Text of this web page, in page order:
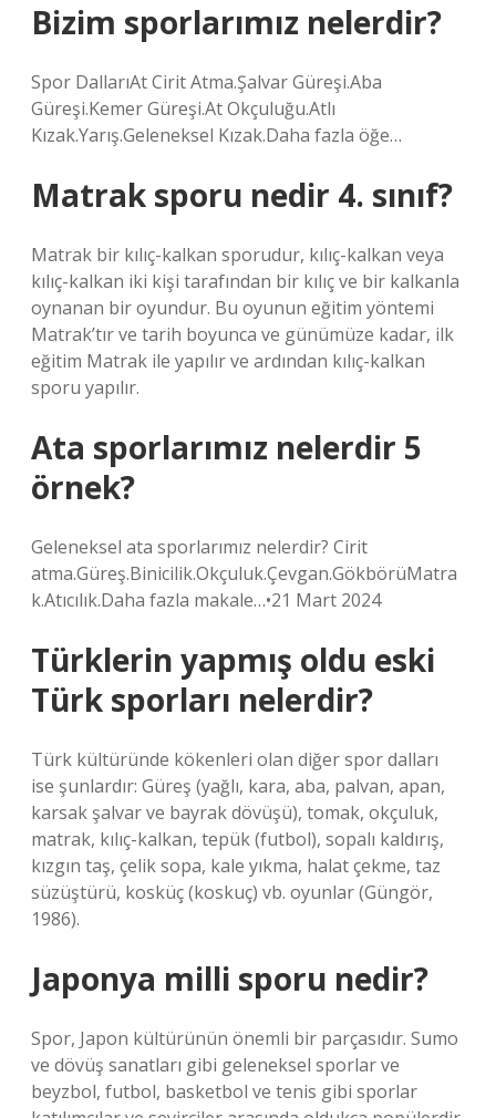
Bizim sporlarımız nelerdir?
Spor DallarıAt Cirit Atma.Şalvar Güreşi.Aba
Güreşi.Kemer Güreşi.At Okçuluğu.Atlı
Kızak.Yarış.Geleneksel Kızak.Daha fazla öğe…
Matrak sporu nedir 4. sınıf?
Matrak bir kılıç-kalkan sporudur, kılıç-kalkan veya
kılıç-kalkan iki kişi tarafından bir kılıç ve bir kalkanla
oynanan bir oyundur. Bu oyunun eğitim yöntemi
Matrak’tır ve tarih boyunca ve günümüze kadar, ilk
eğitim Matrak ile yapılır ve ardından kılıç-kalkan
sporu yapılır.
Ata sporlarımız nelerdir 5
örnek?
Geleneksel ata sporlarımız nelerdir? Cirit
atma.Güreş.Binicilik.Okçuluk.Çevgan.GökbörüMatra
k.Atıcılık.Daha fazla makale…•21 Mart 2024
Türklerin yapmış oldu eski
Türk sporları nelerdir?
Türk kültüründe kökenleri olan diğer spor dalları
ise şunlardır: Güreş (yağlı, kara, aba, palvan, apan,
karsak şalvar ve bayrak dövüşü), tomak, okçuluk,
matrak, kılıç-kalkan, tepük (futbol), sopalı kaldırış,
kızgın taş, çelik sopa, kale yıkma, halat çekme, taz
süzüştürü, kosküç (koskuç) vb. oyunlar (Güngör,
1986).
Japonya milli sporu nedir?
Spor, Japon kültürünün önemli bir parçasıdır. Sumo
ve dövüş sanatları gibi geleneksel sporlar ve
beyzbol, futbol, ​​basketbol ve tenis gibi sporlar